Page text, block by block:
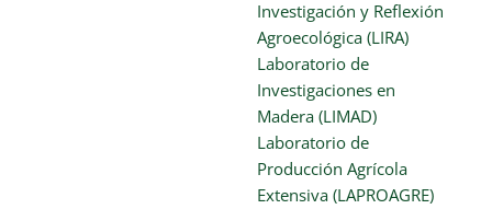
Investigación y Reflexión
Agroecológica (LIRA)
Laboratorio de
Investigaciones en
Madera (LIMAD)
Laboratorio de
Producción Agrícola
Extensiva (LAPROAGRE)